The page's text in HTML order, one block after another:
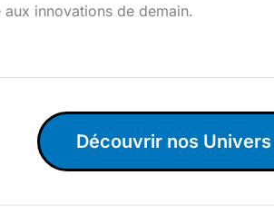
aux innovations de demain.
Découvrir nos Univers